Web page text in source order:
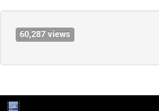
60,287 views